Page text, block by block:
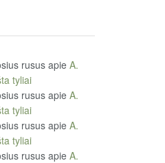
rususapie A.
tyliai
rususapie A.
tyliai
rususapie A.
tyliai
rususapie A.